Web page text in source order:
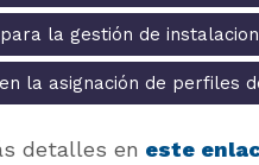
la gestión de
la asignación de perfiles
detalles en este